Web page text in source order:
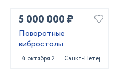
5 000 000 ₽
Поворотные
вибростолы
4 октября 2024Санкт-Петербург